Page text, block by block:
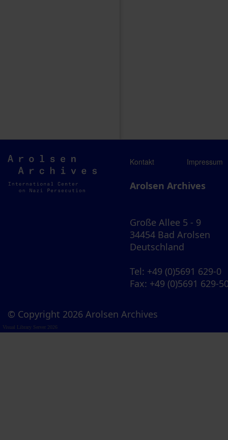
Arolsen
Archives
Kontakt Impressum
Arolsen Archives
Große Allee 5 - 9
34454 Bad Arolsen
Deutschland
Tel: +49 (0)5691 629-0
Fax: +49 (0)5691 629-
© Copyright 2026 Arolsen Archives
Visual Library Server 2026